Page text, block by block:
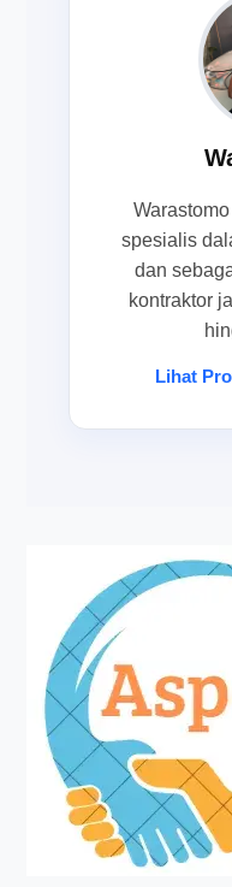
spesialis
dan
kontraktor
Lihat